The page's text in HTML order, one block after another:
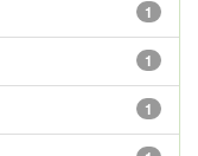
1
1
1